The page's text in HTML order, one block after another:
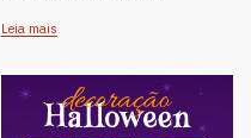
Leia mais